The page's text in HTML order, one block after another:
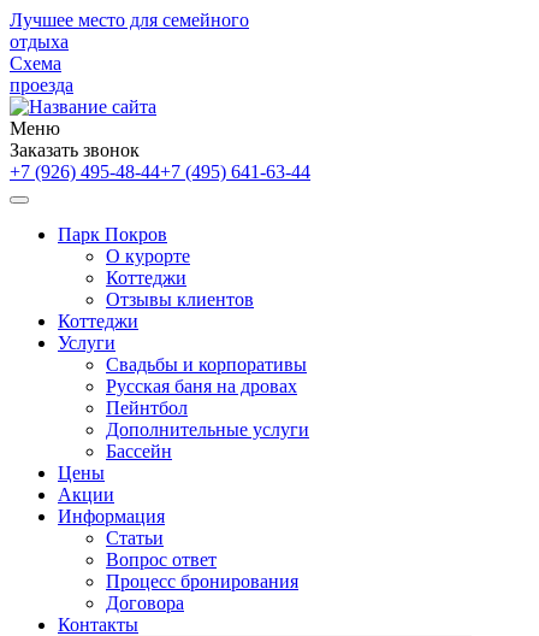
Лучшее место для семейного
отдыха
Схема
проезда
Меню
Заказать звонок
+7 (926) 495-48-44+7 (495) 641-63-44
Парк Покров
О курорте
Коттеджи
Отзывы клиентов
Коттеджи
Услуги
Свадьбы и корпоративы
Русская баня на дровах
Пейнтбол
Дополнительные услуги
Бассейн
Цены
Акции
Информация
Статьи
Вопрос ответ
Процесс бронирования
Договора
Контакты